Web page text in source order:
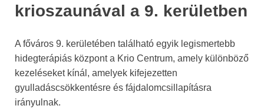
krioszaunával a 9. kerületben
A főváros 9. kerületében található egyik legismertebb
hidegterápiás központ a Krio Centrum, amely különböző
kezeléseket kínál, amelyek kifejezetten
gyulladáscsökkentésre és fájdalomcsillapításra
irányulnak.